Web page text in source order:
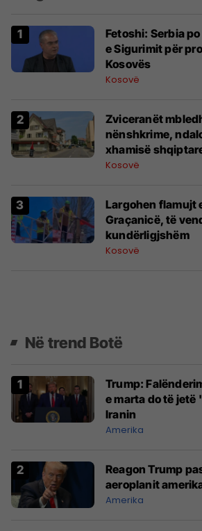
Fetoshi: Serbia
e Sigurimit për
Kosovës
Kosovë
Zviceranët
nënshkrime,
xhamisë
Kosovë
Largohen flamujt
Graçanicë, të
kundërligjshëm
Kosovë
Në trend Botë
Trump:
e marta do të
Iranin
Amerika
Reagon Trump
aeroplanit
Amerika